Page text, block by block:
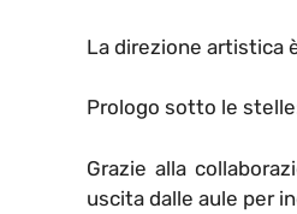
La direzione artistica
Prologo sotto le
Grazie alla
uscita dalle aule per